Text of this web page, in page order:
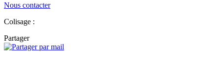
Nous contacter
Colisage :
Partager